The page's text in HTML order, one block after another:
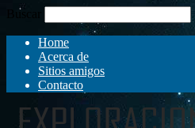
Buscar
Home
Acerca de
Sitios amigos
Contacto